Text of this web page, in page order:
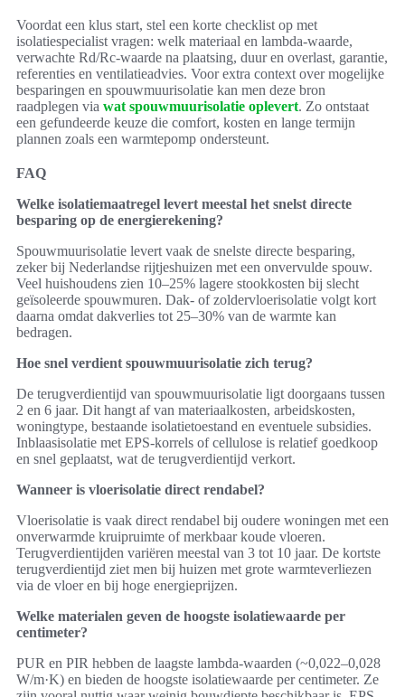
Voordat een klus start, stel een korte checklist op met
isolatiespecialist vragen: welk materiaal en lambda-waarde,
verwachte Rd/Rc-waarde na plaatsing, duur en overlast, garantie,
referenties en ventilatieadvies. Voor extra context over mogelijke
besparingen en spouwmuurisolatie kan men deze bron
raadplegen via wat spouwmuurisolatie oplevert. Zo ontstaat
een gefundeerde keuze die comfort, kosten en lange termijn
plannen zoals een warmtepomp ondersteunt.
FAQ
Welke isolatiemaatregel levert meestal het snelst directe
besparing op de energierekening?
Spouwmuurisolatie levert vaak de snelste directe besparing,
zeker bij Nederlandse rijtjeshuizen met een onvervulde spouw.
Veel huishoudens zien 10–25% lagere stookkosten bij slecht
geïsoleerde spouwmuren. Dak- of zoldervloerisolatie volgt kort
daarna omdat dakverlies tot 25–30% van de warmte kan
bedragen.
Hoe snel verdient spouwmuurisolatie zich terug?
De terugverdientijd van spouwmuurisolatie ligt doorgaans tussen
2 en 6 jaar. Dit hangt af van materiaalkosten, arbeidskosten,
woningtype, bestaande isolatietoestand en eventuele subsidies.
Inblaasisolatie met EPS-korrels of cellulose is relatief goedkoop
en snel geplaatst, wat de terugverdientijd verkort.
Wanneer is vloerisolatie direct rendabel?
Vloerisolatie is vaak direct rendabel bij oudere woningen met een
onverwarmde kruipruimte of merkbaar koude vloeren.
Terugverdientijden variëren meestal van 3 tot 10 jaar. De kortste
terugverdientijd ziet men bij huizen met grote warmteverliezen
via de vloer en bij hoge energieprijzen.
Welke materialen geven de hoogste isolatiewaarde per
centimeter?
PUR en PIR hebben de laagste lambda-waarden (~0,022–0,028
W/m·K) en bieden de hoogste isolatiewaarde per centimeter. Ze